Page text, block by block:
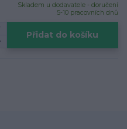
Skladem u dodavatele - doručení
5-10 pracovních dnů
Přidat do košíku